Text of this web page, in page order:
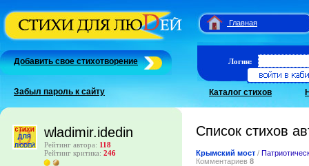
Главная
Добавить свое стихотворение
Забыл пароль к сайту
Логин:
Каталог стихов
wladimir.idedin
Рейтинг автора: 118
Рейтинг критика: 246
Список стихов
Крымский мост /
Комментариев 8